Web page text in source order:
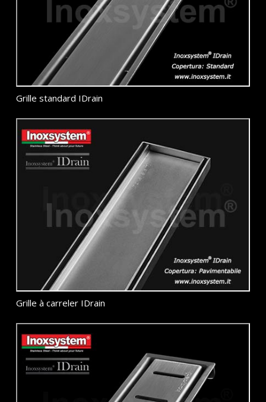
Grille standard IDrain
Grille à carreler IDrain